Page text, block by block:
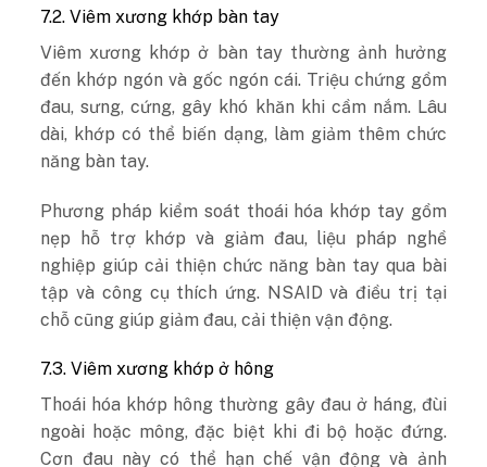
7.2. Viêm xương khớp bàn tay
Viêm xương khớp ở bàn tay thường ảnh hưởng
đến khớp ngón và gốc ngón cái. Triệu chứng gồm
đau, sưng, cứng, gây khó khăn khi cầm nắm. Lâu
dài, khớp có thể biến dạng, làm giảm thêm chức
năng bàn tay.
Phương pháp kiểm soát thoái hóa khớp tay gồm
nẹp hỗ trợ khớp và giảm đau, liệu pháp nghề
nghiệp giúp cải thiện chức năng bàn tay qua bài
tập và công cụ thích ứng. NSAID và điều trị tại
chỗ cũng giúp giảm đau, cải thiện vận động.
7.3. Viêm xương khớp ở hông
Thoái hóa khớp hông thường gây đau ở háng, đùi
ngoài hoặc mông, đặc biệt khi đi bộ hoặc đứng.
Cơn đau này có thể hạn chế vận động và ảnh